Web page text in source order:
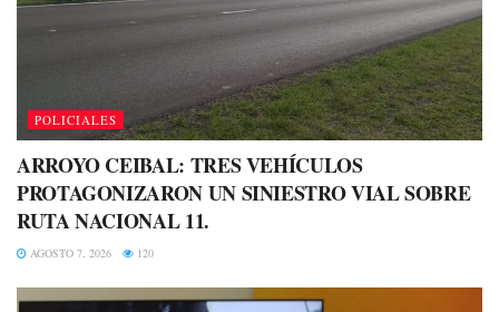
POLICIALES
ARROYO CEIBAL: TRES VEHÍCULOS
PROTAGONIZARON UN SINIESTRO VIAL SOBRE
RUTA NACIONAL 11.
AGOSTO 7, 2026 120